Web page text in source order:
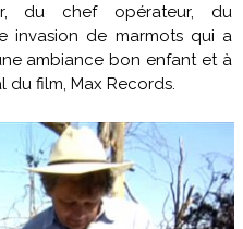
, du chef opérateur, du
invasion de marmots qui a
ambiance bon enfant et à
du film, Max Records.